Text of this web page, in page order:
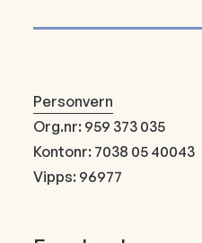
Personvern
Org.nr: 959 373 035
Kontonr: 7038 05 40043
Vipps: 96977